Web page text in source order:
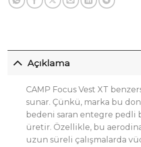
Açıklama
CAMP Focus Vest XT
sunar. Çünkü, marka bu
bedeni saran entegre pedli
üretir. Özellikle, bu
uzun süreli çalışmalarda